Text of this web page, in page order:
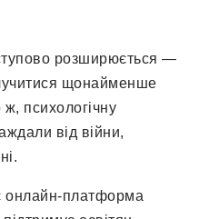
розширюється —
щонайменше
психологічну
від війни,
онлайн-платформа